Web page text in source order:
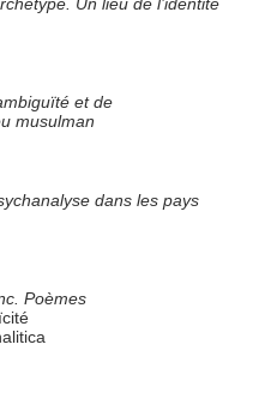
et de
musulman
dans les pays
Poèmes